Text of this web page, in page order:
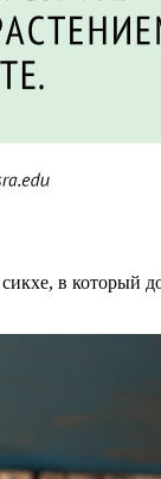
в который